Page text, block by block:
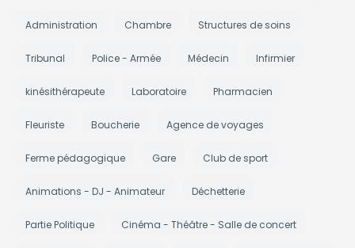
Administration Chambre Structures de soins
Tribunal Police - Armée Médecin Infirmier
kinésithérapeute Laboratoire Pharmacien
Fleuriste Boucherie Agence de voyages
Ferme pédagogique Gare Club de sport
Animations - DJ - Animateur Déchetterie
Partie Politique Cinéma - Théâtre - Salle de concert